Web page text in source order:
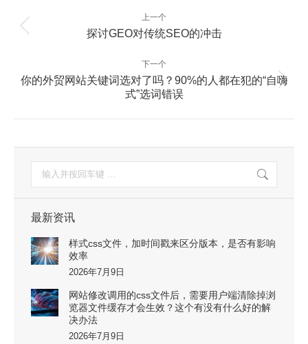
文
章
上一个
上
篇：
探讨GEO对传统SEO的冲击
下一个
下
一
你的外贸网站关键词选对了吗？90%的人都在犯的“自嗨
式”选词错误
索：
最新资讯
样式css文件，加时间戳来区分版本，是否有影响
效率
2026年7月9日
网站修改调用的css文件后，需要用户端清除掉浏
览器文件缓存才会生效？这个有没有什么好的解
决办法
2026年7月9日